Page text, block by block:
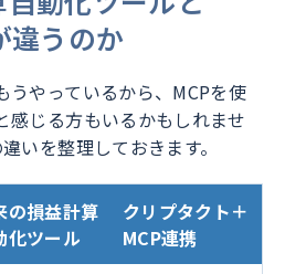
違うのか
うやっているから、MCPを使
感じる方もいるかもしれませ
いを整理しておきます。
の損益計算
化ツール
クリプタクト＋
MCP連携